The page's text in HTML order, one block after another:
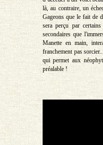
là, au contraire, un
Gageons que le fait de
sera perçu par
secondaires que
Manette en main,
franchement pas
qui permet aux
préalable !